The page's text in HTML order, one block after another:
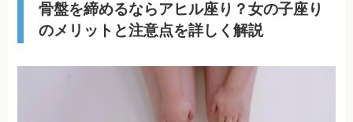
骨盤を締めるならアヒル座り？女の子座り
のメリットと注意点を詳しく解説